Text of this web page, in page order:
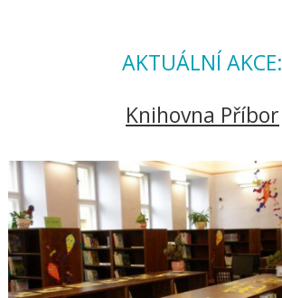
AKTUÁLNÍ AKCE:
Knihovna Příbor